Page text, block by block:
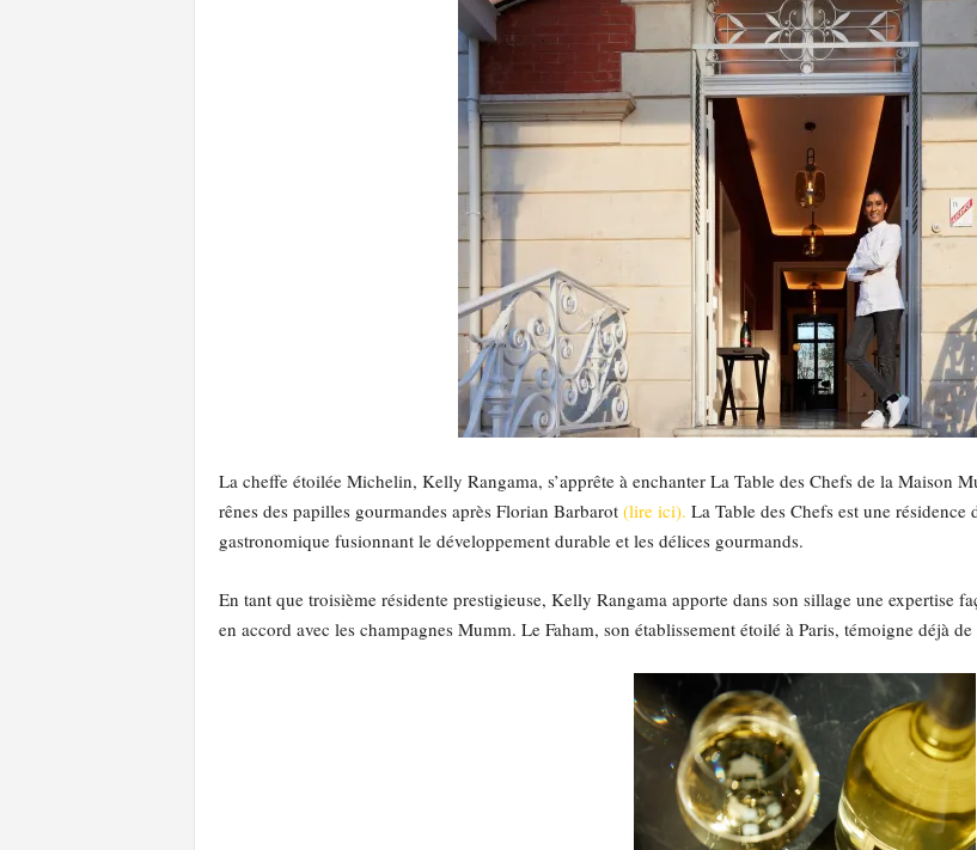
La cheffe étoilée Michelin, Kelly Rangama, s’apprête à enchanter La Table des Chefs de la Maison
rênes des papilles gourmandes après Florian Barbarot (lire ici). La Table des Chefs est une
gastronomique fusionnant le développement durable et les délices gourmands.
En tant que troisième résidente prestigieuse, Kelly Rangama apporte dans son sillage une expertise
en accord avec les champagnes Mumm. Le Faham, son établissement étoilé à Paris, témoigne déjà